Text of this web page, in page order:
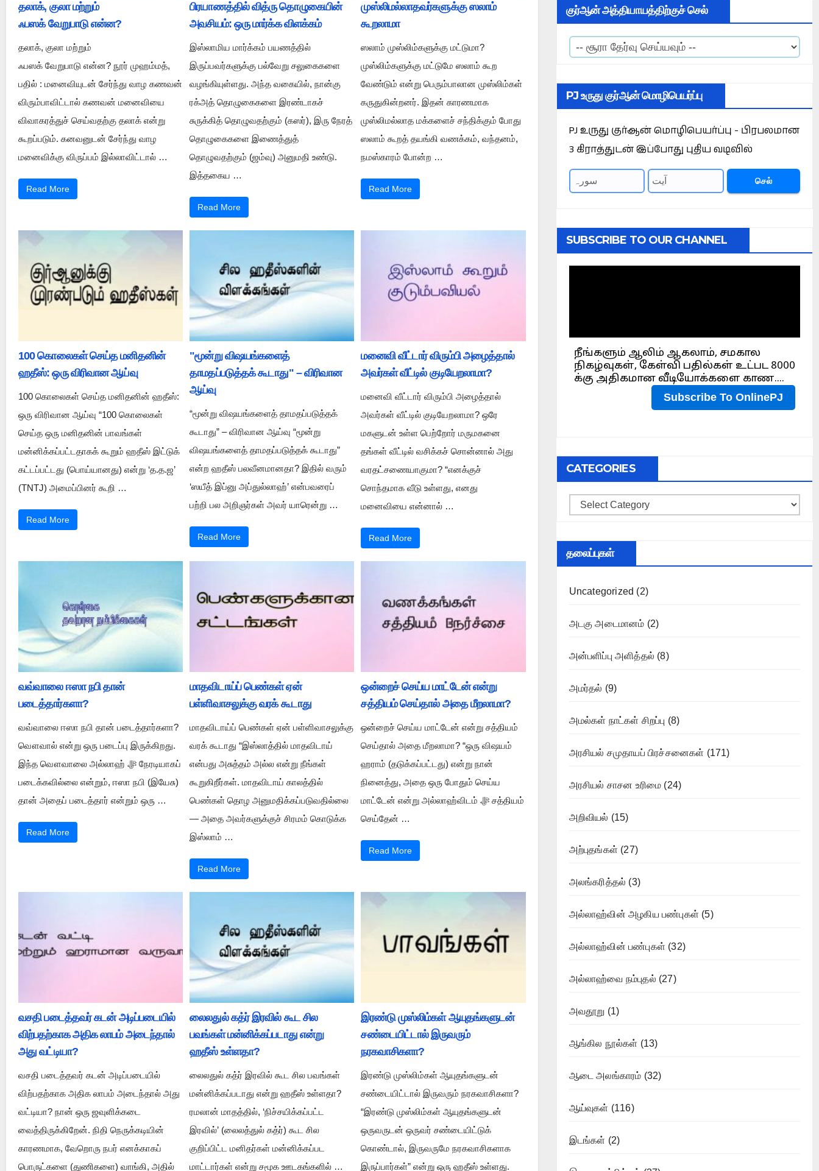
தலாக், குலா மற்றும்
ஃபஸக் வேறுபாடு என்ன?
தலாக், குலா மற்றும்
ஃபஸக் வேறுபாடு என்ன? நூர் முஹம்மத்,
பதில் : மனைவியுடன் சேர்ந்து வாழ கணவன்
விரும்பாவிட்டால் கணவன் மனைவியை
விவாகரத்துச் செய்வதற்கு தலாக் என்று
கூறப்படும். கனவனுடன் சேர்ந்து வாழ
மனைவிக்கு விருப்பம் இல்லாவிட்டால் …
Read More
பிரயாணத்தில் வித்ரு தொழுகையின்
அவசியம்: ஒரு மார்க்க விளக்கம்
இஸ்லாமிய மார்க்கம் பயணத்தில்
இருப்பவர்களுக்கு பல்வேறு சலுகைகளை
வழங்கியுள்ளது. அந்த வகையில், நான்கு
ரக்அத் தொழுகைகளை இரண்டாகச்
சுருக்கித் தொழுவதற்கும் (கஸர்), இரு நேரத்
தொழுகைகளை இணைத்துத்
தொழுவதற்கும் (ஜம்வு) அனுமதி உண்டு.
இத்தகைய …
Read More
முஸ்லிமல்லாதவர்களுக்கு ஸலாம்
கூறலாமா
ஸலாம் முஸ்லிம்களுக்கு மட்டுமா?
முஸ்லிம்களுக்கு மட்டுமே ஸலாம் கூற
வேண்டும் என்று பெரும்பாலான முஸ்லிம்கள்
கருதுகின்றனர். இதன் காரணமாக
முஸ்லிமல்லாத மக்களைச் சந்திக்கும் போது
ஸலாம் கூறத் தயங்கி வணக்கம், வந்தனம்,
நமஸ்காரம் போன்ற …
Read More
100 கொலைகள் செய்த மனிதனின்
ஹதீஸ்: ஒரு விரிவான ஆய்வு
100 கொலைகள் செய்த மனிதனின் ஹதீஸ்:
ஒரு விரிவான ஆய்வு “100 கொலைகள்
செய்த ஒரு மனிதனின் பாவங்கள்
மன்னிக்கப்பட்டதாகக் கூறும் ஹதீஸ் இட்டுக்
கட்டப்பட்டது (பொய்யானது) என்று ‘த.த.ஜ’
(TNTJ) அமைப்பினர் கூறி …
Read More
"மூன்று விஷயங்களைத்
தாமதப்படுத்தக் கூடாது" – விரிவான
ஆய்வு
“மூன்று விஷயங்களைத் தாமதப்படுத்தக்
கூடாது” – விரிவான ஆய்வு “மூன்று
விஷயங்களைத் தாமதப்படுத்தக் கூடாது”
என்ற ஹதீஸ் பலவீனமானதா? இதில் வரும்
‘ஸயீத் இப்னு அப்துல்லாஹ்’ என்பவரைப்
பற்றி பல அறிஞர்கள் அவர் யாரென்று …
Read More
மனைவி வீட்டார் விரும்பி அழைத்தால்
அவர்கள் வீட்டில் குடியேறலாமா?
மனைவி வீட்டார் விரும்பி அழைத்தால்
அவர்கள் வீட்டில் குடியேறலாமா? ஒரே
மகளுடன் உள்ள பெற்றோர் மருமகனை
தங்கள் வீட்டில் வசிக்கச் சொன்னால் அது
வரதட்சணையாகுமா? “எனக்குச்
சொந்தமாக வீடு உள்ளது, எனது
மனைவியை என்னால் …
Read More
வவ்வாலை ஈஸா நபி தான்
படைத்தார்களா?
வவ்வாலை ஈஸா நபி தான் படைத்தார்களா?
வௌவால் என்று ஒரு படைப்பு இருக்கிறது.
இந்த வௌவாலை அல்லாஹ் ﷻ நேரடியாகப்
படைக்கவில்லை என்றும், ஈஸா நபி (இயேசு)
தான் அதைப் படைத்தார் என்றும் ஒரு …
Read More
மாதவிடாய்ப் பெண்கள் ஏன்
பள்ளிவாசலுக்கு வரக் கூடாது
மாதவிடாய்ப் பெண்கள் ஏன் பள்ளிவாசலுக்கு
வரக் கூடாது “இஸ்லாத்தில் மாதவிடாய்
என்பது அசுத்தம் அல்ல என்று நீங்கள்
கூறுகிறீர்கள். மாதவிடாய் காலத்தில்
பெண்கள் தொழ அனுமதிக்கப்படுவதில்லை
— அதை அவர்களுக்குச் சிரமம் கொடுக்க
இஸ்லாம் …
Read More
ஒன்றைச் செய்ய மாட்டேன் என்று
சத்தியம் செய்தால் அதை மீறலாமா?
ஒன்றைச் செய்ய மாட்டேன் என்று சத்தியம்
செய்தால் அதை மீறலாமா? “ஒரு விஷயம்
ஹராம் (தடுக்கப்பட்டது) என்று நான்
நினைத்து, அதை ஒரு போதும் செய்ய
மாட்டேன் என்று அல்லாஹ்விடம் ﷻ சத்தியம்
செய்தேன் …
Read More
வசதி படைத்தவர் கடன் அடிப்படையில்
விற்பதற்காக அதிக லாபம் அடைந்தால்
அது வட்டியா?
வசதி படைத்தவர் கடன் அடிப்படையில்
விற்பதற்காக அதிக லாபம் அடைந்தால் அது
வட்டியா? நான் ஒரு ஜவுளிக்கடை
வைத்திருக்கிறேன். நிதி நெருக்கடியின்
காரணமாக, வேறொரு நபர் எனக்காகப்
பொருட்களை (துணிகளை) வாங்கி, அதில்
லைலதுல் கத்ர் இரவில் கூட சில
பவங்கள் மன்னிக்கப்படாது என்று
ஹதீஸ் உள்ளதா?
லைலதுல் கத்ர் இரவில் கூட சில பவங்கள்
மன்னிக்கப்படாது என்று ஹதீஸ் உள்ளதா?
ரமலான் மாதத்தில், ‘நிச்சயிக்கப்பட்ட
இரவில்’ (லைலத்துல் கத்ர்) கூட சில
குறிப்பிட்ட மனிதர்கள் மன்னிக்கப்பட
மாட்டார்கள் என்று சமூக ஊடகங்களில் …
இரண்டு முஸ்லிம்கள் ஆயுதங்களுடன்
சண்டையிட்டால் இருவரும்
நரகவாசிகளா?
இரண்டு முஸ்லிம்கள் ஆயுதங்களுடன்
சண்டையிட்டால் இருவரும் நரகவாசிகளா?
“இரண்டு முஸ்லிம்கள் ஆயுதங்களுடன்
ஒருவருடன் ஒருவர் சண்டையிட்டுக்
கொண்டால், இருவருமே நரகவாசிகளாக
இருப்பார்கள்” என்று ஒரு ஹதீஸ் உள்ளது.
குர்ஆன் அத்தியாயத்திற்குச் செல்
PJ உருது குர்ஆன் மொழிபெயர்ப்பு
PJ உருது குர்ஆன் மொழிபெயர்ப்பு - பிரபலமான
3 கிராத்துடன் இப்போது புதிய வடிவில்
செல்
SUBSCRIBE TO OUR CHANNEL
CATEGORIES
Categories
தலைப்புகள்
Uncategorized (2)
அடகு அடைமானம் (2)
அன்பளிப்பு அளித்தல் (8)
அமர்தல் (9)
அமல்கள் நாட்கள் சிறப்பு (8)
அரசியல் சமுதாயப் பிரச்சனைகள் (171)
அரசியல் சாசன உரிமை (24)
அறிவியல் (15)
அற்புதங்கள் (27)
அலங்கரித்தல் (3)
அல்லாஹ்வின் அழகிய பண்புகள் (5)
அல்லாஹ்வின் பண்புகள் (32)
அல்லாஹ்வை நம்புதல் (27)
அவதூறு (1)
ஆங்கில நூல்கள் (13)
ஆடை அலங்காரம் (32)
ஆய்வுகள் (116)
இடங்கள் (2)